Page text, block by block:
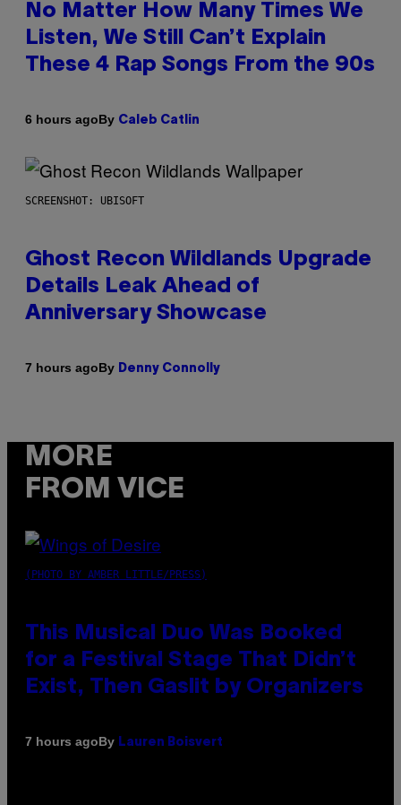
No Matter How Many Times We
Listen, We Still Can’t Explain
These 4 Rap Songs From the 90s
6 hours agoBy Caleb Catlin
SCREENSHOT: UBISOFT
Ghost Recon Wildlands Upgrade
Details Leak Ahead of
Anniversary Showcase
7 hours agoBy Denny Connolly
MORE
FROM VICE
(PHOTO BY AMBER LITTLE/PRESS)
This Musical Duo Was Booked
for a Festival Stage That Didn’t
Exist, Then Gaslit by Organizers
7 hours agoBy Lauren Boisvert